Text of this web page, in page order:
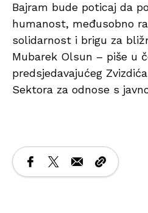
Bajram bude poticaj da
humanost, međusobno
solidarnost i brigu za
Mubarek Olsun – piše u
predsjedavajućeg
Sektora za odnose s